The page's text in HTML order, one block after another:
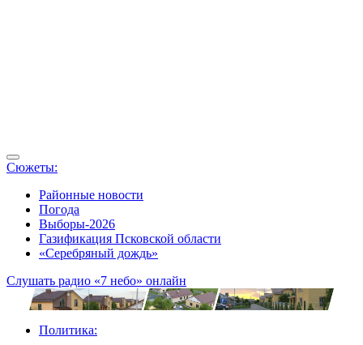
Сюжеты:
Районные новости
Погода
Выборы-2026
Газификация Псковской области
«Серебряный дождь»
Слушать радио «7 небо» онлайн
Политика: